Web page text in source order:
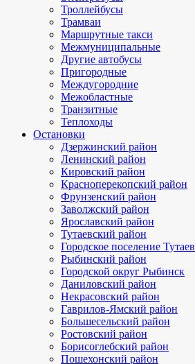
Троллейбусы
Трамваи
Маршрутные такси
Межмуниципальные
Другие автобусы
Пригородные
Междугородние
Межобластные
Транзитные
Теплоходы
Остановки
Дзержинский район
Ленинский район
Кировский район
Красноперекопский район
Фрунзенский район
Заволжский район
Ярославский район
Тутаевский район
Городское поселение Тутаев
Рыбинский район
Городской округ Рыбинск
Даниловский район
Некрасовский район
Гаврилов-Ямский район
Большесельский район
Ростовский район
Борисоглебский район
Пошехонский район